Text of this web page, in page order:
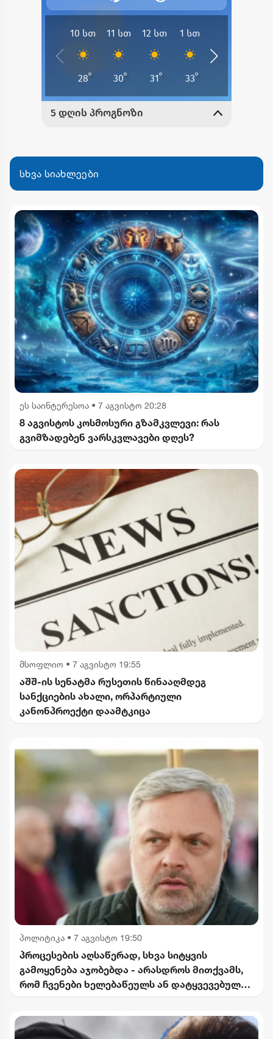
სხვა სიახლეები
ეს საინტერესოა • 7 აგვისტო 20:28
8 აგვისტოს კოსმოსური გზამკვლევი: რას
გვიმზადებენ ვარსკვლავები დღეს?
მსოფლიო • 7 აგვისტო 19:55
აშშ-ის სენატმა რუსეთის წინააღმდეგ
სანქციების ახალი, ორპარტიული
კანონპროექტი დაამტკიცა
პოლიტიკა • 7 აგვისტო 19:50
პროცესების აღსაწერად, სხვა სიტყვის
გამოყენება აჯობებდა - არასდროს მითქვამს,
რომ ჩვენები ხელებაწეულს ან დატყვევებულს